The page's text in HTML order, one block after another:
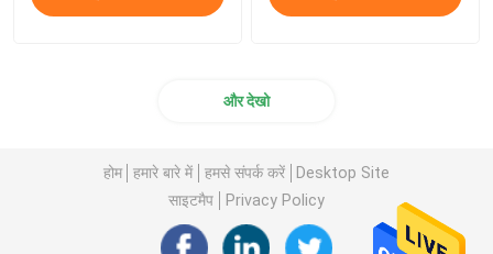
और देखो
होम हमारे बारे में हमसे संपर्क करें
Desktop Site
साइटमैप
Privacy Policy